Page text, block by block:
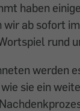
haben
wir ab sofort
rund
werden
sie ein